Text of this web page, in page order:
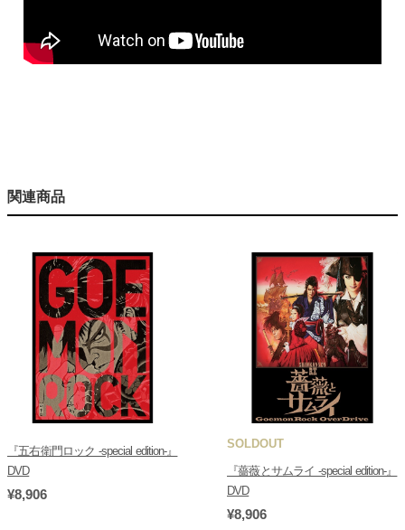
関連商品
『五右衛門ロック -special edition-』
DVD
¥8,906
SOLDOUT
『薔薇とサムライ -special edition-』
DVD
¥8,906